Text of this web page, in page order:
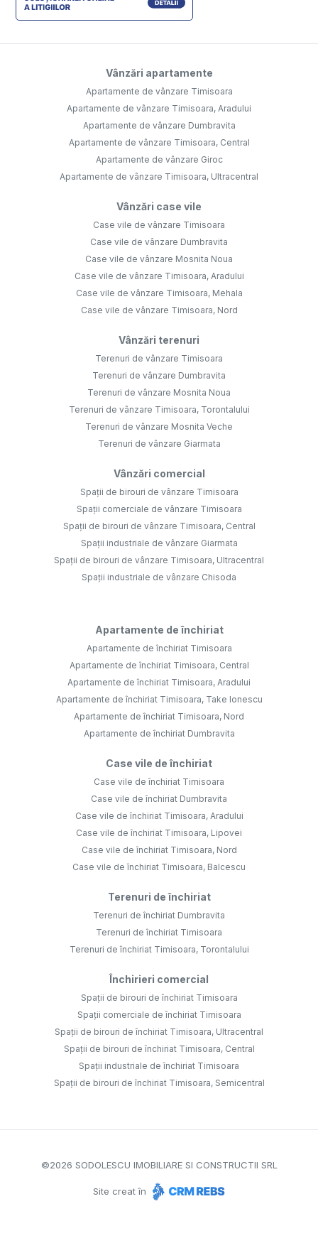
Vânzări apartamente
Apartamente de vânzare Timisoara
Apartamente de vânzare Timisoara, Aradului
Apartamente de vânzare Dumbravita
Apartamente de vânzare Timisoara, Central
Apartamente de vânzare Giroc
Apartamente de vânzare Timisoara, Ultracentral
Vânzări case vile
Case vile de vânzare Timisoara
Case vile de vânzare Dumbravita
Case vile de vânzare Mosnita Noua
Case vile de vânzare Timisoara, Aradului
Case vile de vânzare Timisoara, Mehala
Case vile de vânzare Timisoara, Nord
Vânzări terenuri
Terenuri de vânzare Timisoara
Terenuri de vânzare Dumbravita
Terenuri de vânzare Mosnita Noua
Terenuri de vânzare Timisoara, Torontalului
Terenuri de vânzare Mosnita Veche
Terenuri de vânzare Giarmata
Vânzări comercial
Spații de birouri de vânzare Timisoara
Spații comerciale de vânzare Timisoara
Spații de birouri de vânzare Timisoara, Central
Spații industriale de vânzare Giarmata
Spații de birouri de vânzare Timisoara, Ultracentral
Spații industriale de vânzare Chisoda
Apartamente de închiriat
Apartamente de închiriat Timisoara
Apartamente de închiriat Timisoara, Central
Apartamente de închiriat Timisoara, Aradului
Apartamente de închiriat Timisoara, Take Ionescu
Apartamente de închiriat Timisoara, Nord
Apartamente de închiriat Dumbravita
Case vile de închiriat
Case vile de închiriat Timisoara
Case vile de închiriat Dumbravita
Case vile de închiriat Timisoara, Aradului
Case vile de închiriat Timisoara, Lipovei
Case vile de închiriat Timisoara, Nord
Case vile de închiriat Timisoara, Balcescu
Terenuri de închiriat
Terenuri de închiriat Dumbravita
Terenuri de închiriat Timisoara
Terenuri de închiriat Timisoara, Torontalului
Închirieri comercial
Spații de birouri de închiriat Timisoara
Spații comerciale de închiriat Timisoara
Spații de birouri de închiriat Timisoara, Ultracentral
Spații de birouri de închiriat Timisoara, Central
Spații industriale de închiriat Timisoara
Spații de birouri de închiriat Timisoara, Semicentral
©2026 SODOLESCU IMOBILIARE SI CONSTRUCTII SRL
Site creat în